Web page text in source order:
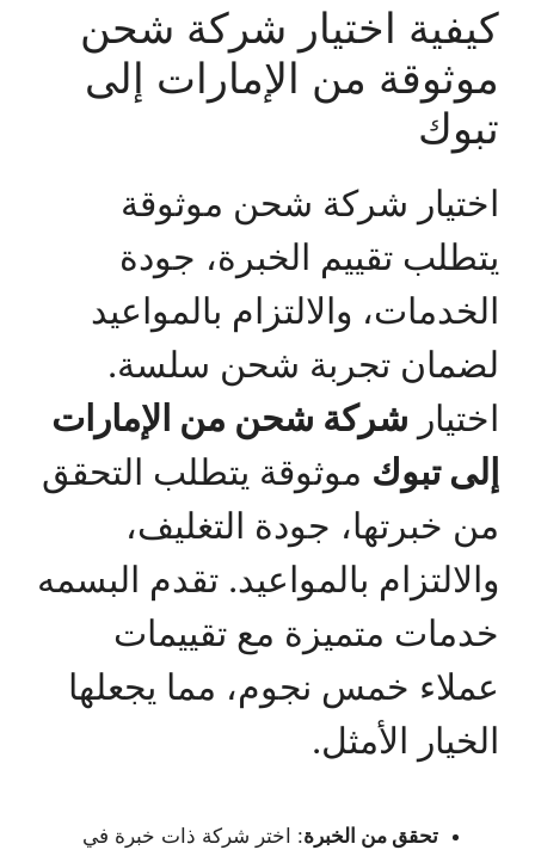
كيفية اختيار شركة شحن
موثوقة من الإمارات إلى
تبوك
اختيار شركة شحن موثوقة
يتطلب تقييم الخبرة، جودة
الخدمات، والالتزام بالمواعيد
لضمان تجربة شحن سلسة.
اختيار شركة شحن من الإمارات
إلى تبوك موثوقة يتطلب التحقق
من خبرتها، جودة التغليف،
والالتزام بالمواعيد. تقدم البسمه
خدمات متميزة مع تقييمات
عملاء خمس نجوم، مما يجعلها
الخيار الأمثل.
تحقق من الخبرة: اختر شركة ذات خبرة في